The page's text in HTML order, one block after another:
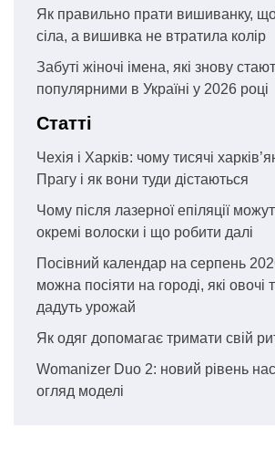
Як правильно прати вишиванку,
сіла, а вишивка не втратила колір
Забуті жіночі імена, які знову
популярними в Україні у 2026 році
Статті
Чехія і Харків: чому тисячі
Прагу і як вони туди дістаються
Чому після лазерної епіляції
окремі волоски і що робити далі
Посівний календар на серпень
можна посіяти на городі, які овочі
дадуть урожай
Як одяг допомагає тримати свій
Womanizer Duo 2: новий рівень
огляд моделі